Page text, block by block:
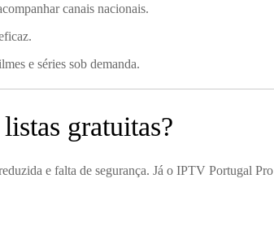
canais nacionais.
e séries sob demanda.
gratuitas?
e falta de segurança. Já o IPTV Portugal Pro